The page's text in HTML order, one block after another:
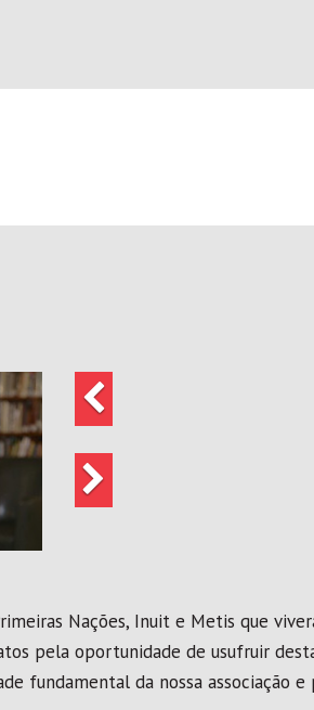
Anterior
Seguinte
Nações, Inuit e Metis que
pela oportunidade de usufruir
fundamental da nossa associação